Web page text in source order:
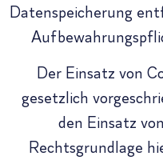
Datenspeicherung
Der Einsatz von
gesetzlich
den Einsatz
Rechtsgrundlage